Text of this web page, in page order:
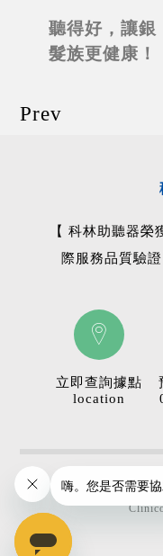
聽得好，讓銀
髮族更健康！
Prev
【 科林助聽器榮
際服務品質驗
立即查詢據點
location